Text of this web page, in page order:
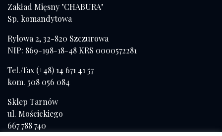
Zakład Mięsny "CHABURA"
Sp. komandytowa
Rylowa 2, 32-820 Szczurowa
NIP: 869-198-18-48 KRS 0000572281
Tel./fax (+48) 14 671 41 57
kom. 508 056 084
Sklep Tarnów
ul. Mościckiego
667 788 740